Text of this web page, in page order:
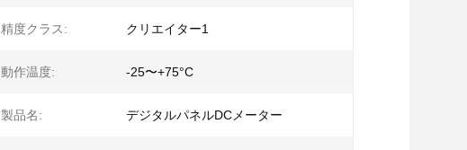
精度クラス: クリエイター1
動作温度: -25〜+75°C
製品名: デジタルパネルDCメーター